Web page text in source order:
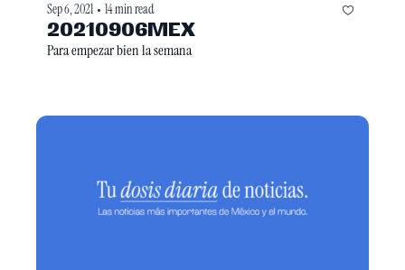
Sep 6, 2021 • 14 min read
20210906MEX
Para empezar bien la semana